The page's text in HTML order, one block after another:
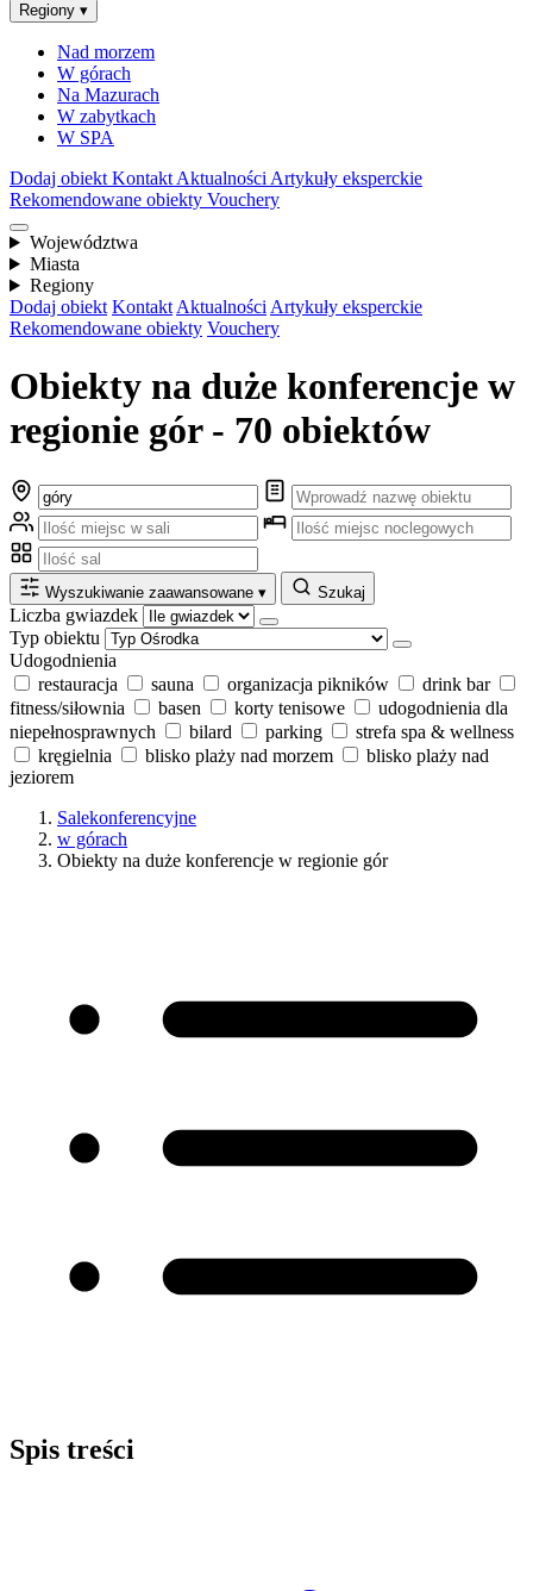
Regiony ▾
Nad morzem
W górach
Na Mazurach
W zabytkach
W SPA
Dodaj obiekt Kontakt Aktualności Artykuły eksperckie
Rekomendowane obiekty Vouchery
Województwa
Miasta
Regiony
Dodaj obiekt Kontakt Aktualności Artykuły eksperckie
Rekomendowane obiekty Vouchery
Obiekty na duże konferencje w
regionie gór - 70 obiektów
Wyszukiwanie zaawansowane ▾ Szukaj
Liczba gwiazdek
Typ obiektu
Udogodnienia
restauracja
sauna organizacja pikników
drink bar
fitness/siłownia
basen korty tenisowe
udogodnienia dla
niepełnosprawnych
bilard parking
strefa spa & wellness
kręgielnia
blisko plaży nad morzem
blisko plaży nad
jeziorem
Salekonferencyjne
w górach
Obiekty na duże konferencje w regionie gór
Spis treści